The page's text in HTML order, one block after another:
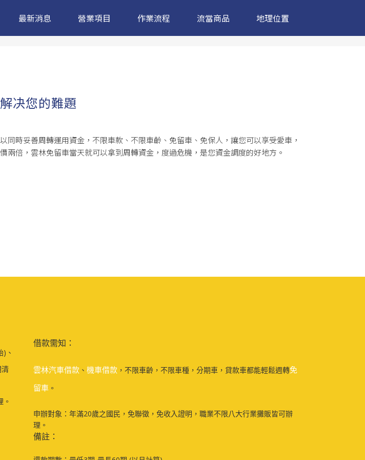
最新消息 營業項目 作業流程 流當商品 地理位置
决您的難題
時妥善周轉運用資金，不限車款、不限車齡、免留車、免保人，讓您可以享受愛車，
倍，雲林免留車當天就可以拿到周轉資金，度過危機，是您資金調度的好地方。
、
借款需知：
雲林汽車借款 、 機車借款 ，不限車齡，不限車種，分期車，貸款車都能輕鬆週轉免
留車 。
申辦對象：年滿20歲之國民，免聯徵，免收入證明，職業不限八大行業攤販皆可辦
理。
備註：